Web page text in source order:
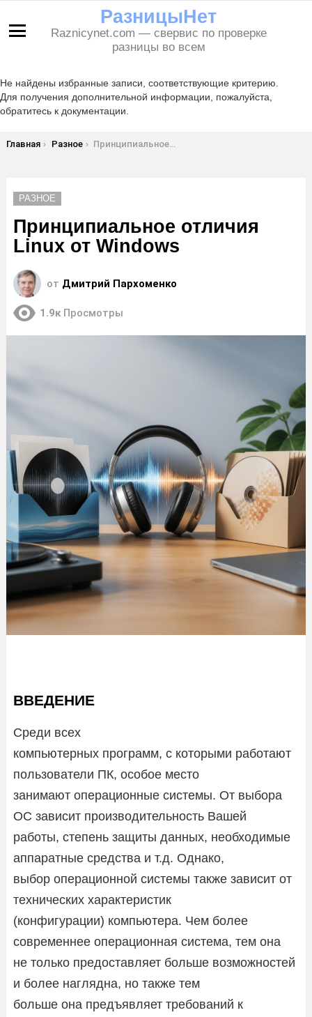
РазницыНет
Raznicynet.com — свервис по проверке
разницы во всем
Не найдены избранные записи, соответствующие критерию.
Для получения дополнительной информации, пожалуйста,
обратитесь к документации.
Вы здесь:
Главная Разное Принципиальное отличия Linux от Windows
РАЗНОЕ
Принципиальное отличия
Linux от Windows
от Дмитрий Пархоменко
1.9к Просмотры
ВВЕДЕНИЕ
Среди всех
компьютерных программ, с которыми работают
пользователи ПК, особое место
занимают операционные системы. От выбора
ОС зависит производительность Вашей
работы, степень защиты данных, необходимые
аппаратные средства и т.д. Однако,
выбор операционной системы также зависит от
технических характеристик
(конфигурации) компьютера. Чем более
современнее операционная система, тем она
не только предоставляет больше возможностей
и более наглядна, но также тем
больше она предъявляет требований к